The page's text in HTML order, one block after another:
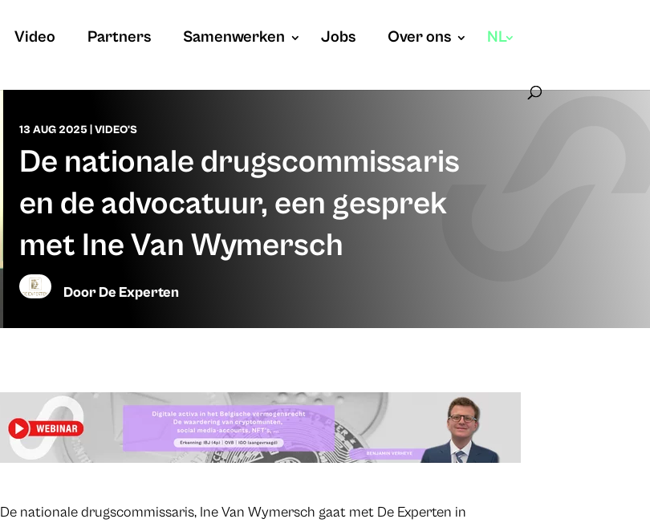
Video Partners Samenwerken Jobs Over ons NL
13 AUG 2025| VIDEO'S
De nationale drugscommissaris
en de advocatuur, een gesprek
met Ine Van Wymersch
DoorDe Experten
​De nationale drugscommissaris, Ine Van Wymersch gaat met De Experten in